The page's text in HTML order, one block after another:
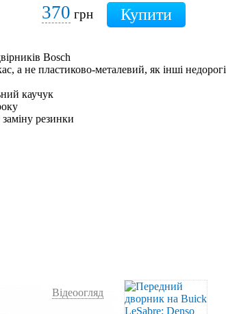
370 грн
Bosch
а не пластиково-металевий, як інші недорогі
каучук
резинки
Відеоогляд